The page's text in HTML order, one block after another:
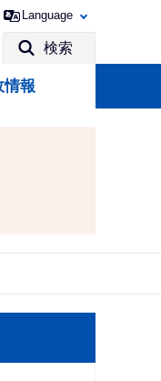
Language
検索
情報